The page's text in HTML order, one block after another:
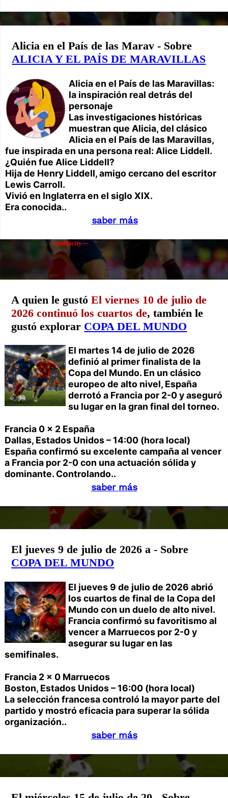
Alicia en el País de las Marav - Sobre
ALICIA Y EL PAÍS DE MARAVILLAS
Alicia en el País de las Maravillas:
la inspiración real detrás del
personaje
Las investigaciones históricas
muestran que Alicia, del clásico
Alicia en el País de las Maravillas,
fue inspirada en una persona real: Alice Liddell.
¿Quién fue Alice Liddell?
Hija de Henry Liddell, amigo cercano del escritor
Lewis Carroll.
Vivió en Inglaterra en el siglo XIX.
Era conocida..
saber más
---publicity---
A quien le gustóEl viernes 10 de julio de
2026 continuó los cuartos de, también le
gustó explorar COPA DEL MUNDO
El martes 14 de julio de 2026
definió al primer finalista de la
Copa del Mundo. En un clásico
europeo de alto nivel, España
derrotó a Francia por 2-0 y aseguró
su lugar en la gran final del torneo.
Francia 0 x 2 España
Dallas, Estados Unidos – 14:00 (hora local)
España confirmó su excelente campaña al vencer
a Francia por 2-0 con una actuación sólida y
dominante. Controlando..
saber más
El jueves 9 de julio de 2026 a - Sobre
COPA DEL MUNDO
El jueves 9 de julio de 2026 abrió
los cuartos de final de la Copa del
Mundo con un duelo de alto nivel.
Francia confirmó su favoritismo al
vencer a Marruecos por 2-0 y
asegurar su lugar en las
semifinales.
Francia 2 x 0 Marruecos
Boston, Estados Unidos – 16:00 (hora local)
La selección francesa controló la mayor parte del
partido y mostró eficacia para superar la sólida
organización..
saber más